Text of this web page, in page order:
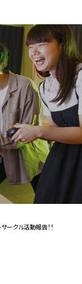
ークル活動報告！！